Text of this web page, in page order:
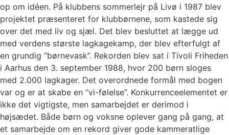
op om idéen. På klubbens sommerlejr på Livø i 1987 blev
projektet præsenteret for klubbørnene, som kastede sig
over det med liv og sjæl. Det blev besluttet at lægge ud
med verdens største lagkagekamp, der blev efterfulgt af
en grundig “børnevask”. Rekorden blev sat i Tivoli Friheden
i Aarhus den 3. september 1988, hvor 200 børn sloges
med 2.000 lagkager. Det overordnede formål med bogen
var og er at skabe en “vi-følelse”. Konkurrenceelementet er
ikke det vigtigste, men samarbejdet er derimod i
højsædet. Både børn og voksne oplever gang på gang, at
et samarbejde om en rekord giver gode kammeratlige